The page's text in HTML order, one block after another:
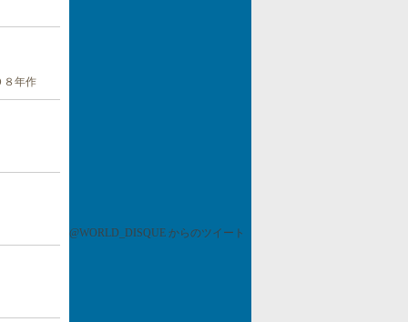
８年作
@WORLD_DISQUE からのツイート